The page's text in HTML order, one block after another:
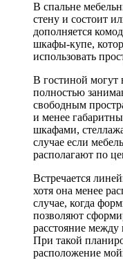
В спальне
стену и состоит
дополняется
шкафы-купе,
использовать
В гостиной могут
полностью
свободным
и менее
шкафами,
случае если
располагают по
Встречается
хотя она менее
случае, когда
позволяют
расстояние
При такой
расположение